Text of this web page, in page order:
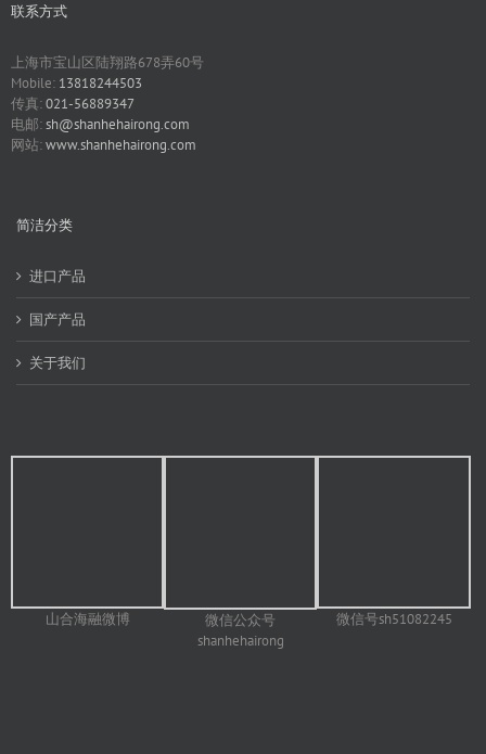
联系方式
上海市宝山区陆翔路678弄60号
Mobile: 13818244503
传真:021-56889347
电邮:sh@shanhehairong.com
网站:www.shanhehairong.com
简洁分类
进口产品
国产产品
关于我们
山合海融微博
微信公众号
shanhehairong
微信号sh51082245